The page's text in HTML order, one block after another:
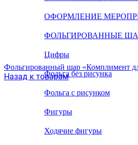
ОФОРМЛЕНИЕ
ФОЛЬГИРОВАННЫЕ
Цифры
Фольга без рисунка
Фольга с рисунком
Фигуры
Ходячие фигуры
Фольгированный шар «Комплимент
Назад к товарам